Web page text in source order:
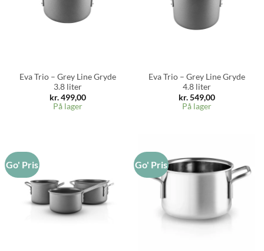
Eva Trio – Grey Line Gryde
3.8 liter
kr.499,00
På lager
Eva Trio – Grey Line Gryde
4.8 liter
kr.549,00
På lager
Go' Pris Go' Pris